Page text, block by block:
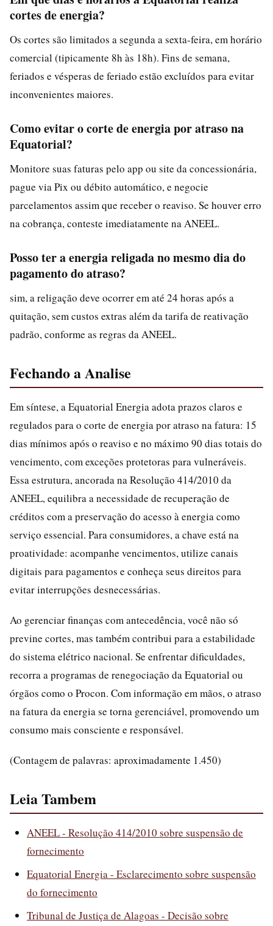
cortes de energia?
Os cortes são limitados a segunda a sexta-feira, em horário
comercial (tipicamente 8h às 18h). Fins de semana,
feriados e vésperas de feriado estão excluídos para evitar
inconvenientes maiores.
Como evitar o corte de energia por atraso na
Equatorial?
Monitore suas faturas pelo app ou site da concessionária,
pague via Pix ou débito automático, e negocie
parcelamentos assim que receber o reaviso. Se houver erro
na cobrança, conteste imediatamente na ANEEL.
Posso ter a energia religada no mesmo dia do
pagamento do atraso?
sim, a religação deve ocorrer em até 24 horas após a
quitação, sem custos extras além da tarifa de reativação
padrão, conforme as regras da ANEEL.
Fechando a Analise
Em síntese, a Equatorial Energia adota prazos claros e
regulados para o corte de energia por atraso na fatura: 15
dias mínimos após o reaviso e no máximo 90 dias totais do
vencimento, com exceções protetoras para vulneráveis.
Essa estrutura, ancorada na Resolução 414/2010 da
ANEEL, equilibra a necessidade de recuperação de
créditos com a preservação do acesso à energia como
serviço essencial. Para consumidores, a chave está na
proatividade: acompanhe vencimentos, utilize canais
digitais para pagamentos e conheça seus direitos para
evitar interrupções desnecessárias.
Ao gerenciar finanças com antecedência, você não só
previne cortes, mas também contribui para a estabilidade
do sistema elétrico nacional. Se enfrentar dificuldades,
recorra a programas de renegociação da Equatorial ou
órgãos como o Procon. Com informação em mãos, o atraso
na fatura da energia se torna gerenciável, promovendo um
consumo mais consciente e responsável.
(Contagem de palavras: aproximadamente 1.450)
Leia Tambem
ANEEL - Resolução 414/2010 sobre suspensão de
fornecimento
Equatorial Energia - Esclarecimento sobre suspensão
do fornecimento
Tribunal de Justiça de Alagoas - Decisão sobre